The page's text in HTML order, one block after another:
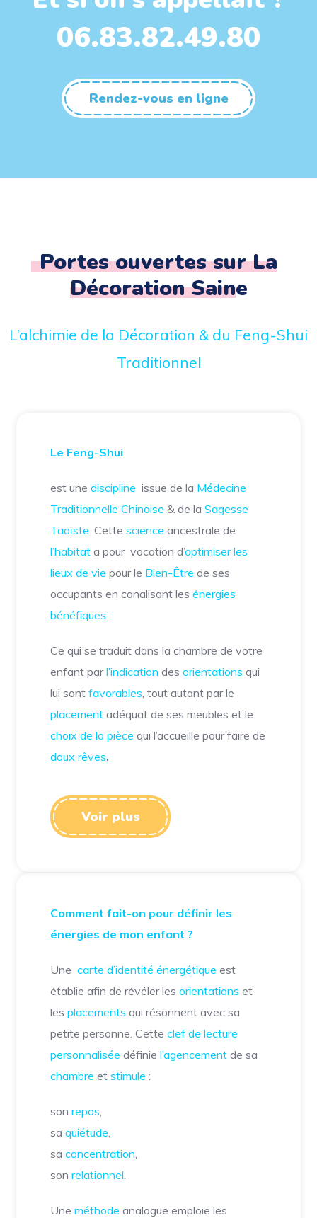
06.83.82.49.80
Rendez-vous en ligne
Portes ouvertes sur La
Décoration Saine
L’alchimie de la Décoration & du Feng-Shui
Traditionnel
Le Feng-Shui
est unediscipline issue de la Médecine
Traditionnelle Chinoise & de laSagesse
Taoïste . Cettescience ancestrale de
l’habitat a pour vocation d’optimiser les
lieux de vie pour le Bien-Être de ses
occupants en canalisant lesénergies
bénéfiques
Ce qui se traduit dans la chambre de votre
enfant parl’indication desorientations qui
lui sontfavorables , tout autant par le
placement adéquat de ses meubles et le
choix de la pièce qui l’accueille pour faire de
doux rêves.
Voir plus
Comment fait-on pour définir les
énergies de mon enfant ?
Unecarte d’identité énergétique est
établie afin de révéler lesorientations et
lesplacements qui résonnent avec sa
petite personne. Cetteclef de lecture
personnalisée définiel’agencement de sa
chambre etstimule :
sonrepos
saquiétude
saconcentration
sonrelationnel
Uneméthode analogue emploie les